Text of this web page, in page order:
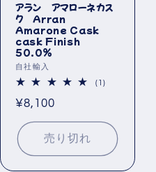
アラン アマローネカス
ク Arran
Amarone Cask
cask Finish
50.0％
販
売
元:
自社輸入
(1)1
ー
数
合
通
常
価
格
¥8,100
売り切れ